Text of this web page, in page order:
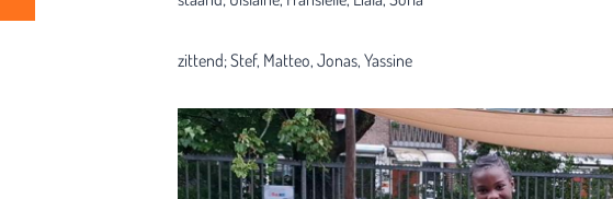
zittend; Stef, Matteo, Jonas, Yassine